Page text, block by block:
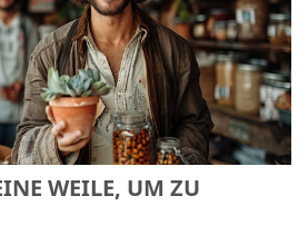
WEILE, UM ZU